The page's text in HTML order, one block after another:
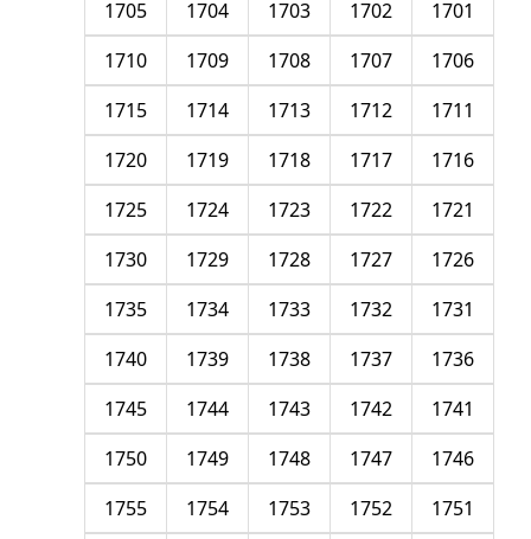
1701
1702
1703
1704
1705
1706
1707
1708
1709
1710
1711
1712
1713
1714
1715
1716
1717
1718
1719
1720
1721
1722
1723
1724
1725
1726
1727
1728
1729
1730
1731
1732
1733
1734
1735
1736
1737
1738
1739
1740
1741
1742
1743
1744
1745
1746
1747
1748
1749
1750
1751
1752
1753
1754
1755